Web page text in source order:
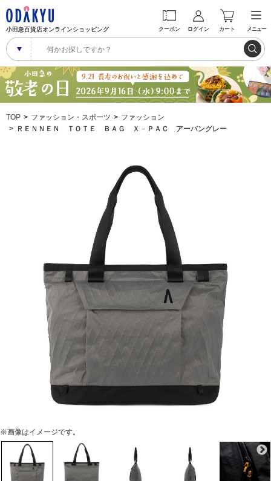
小田急百貨店オンラインショッピング クーポン ログイン カート メニュー
TOP ファッション・スポーツ
ファッション
ＲＥＮＮＥＮ ＴＯＴＥ ＢＡＧ Ｘ－ＰＡＣ アーバングレー
※画像はイメージです。